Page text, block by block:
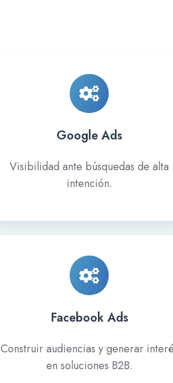
Google Ads
Visibilidad ante búsquedas de alta
intención.
Ads
Facebook Ads
Construir audiencias y generar
en soluciones B2B.
Ads